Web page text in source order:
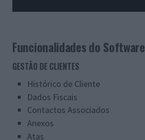
Funcionalidades do Software
GESTÃO DE CLIENTES
Histórico de Cliente
Dados Fiscais
Contactos Associados
Anexos
Atas